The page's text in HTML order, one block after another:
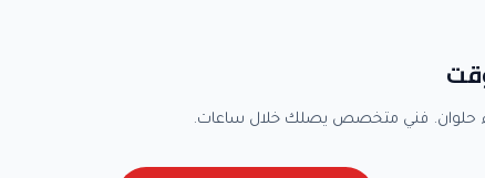
حلوان. فني متخصص يصلك خلال ساعات.